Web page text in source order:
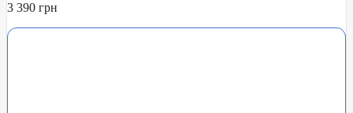
3 390 грн